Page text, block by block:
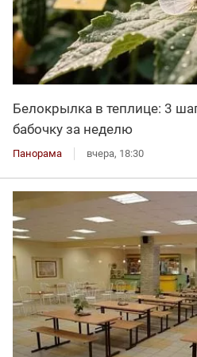
Белокрылка в теплице: 3
бабочку за неделю
Панорама вчера, 18:30